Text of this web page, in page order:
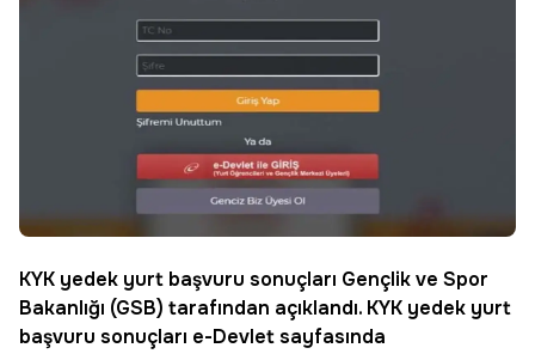
KYK yedek yurt başvuru sonuçları Gençlik ve Spor
Bakanlığı (GSB) tarafından açıklandı. KYK yedek yurt
başvuru sonuçları e-Devlet sayfasında